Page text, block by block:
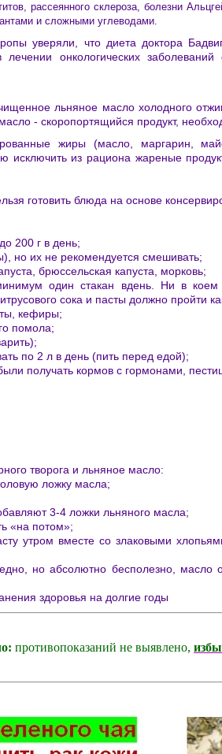
рассеянного склероза, болезни
и сложными углеводами.
уверяли, что диета доктора
онкологических
льняное масло холодного
- скоропортящийся продукт,
жиры (масло, маргарин,
исключить из рациона жареные
готовить блюда на основе
200 г в день;
но их не рекомендуется смешивать;
брюссельская капуста, морковь;
один стакан вдень. Ни в коем
сока и пасты должно пройти
кефиры;
помола;
по 2 л в день (пить перед едой);
получать кормов с гормонами,
творога и льняное масло:
ложку масла;
3-4 ложки льняного масла;
«на потом»;
утром вместе со злаковыми
но абсолютно бесполезно,
здоровья на долгие годы
противопоказаний не выявлено,